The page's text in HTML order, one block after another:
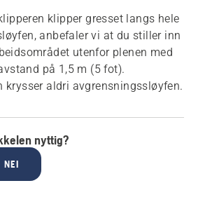
klipper gresset langs hele
anbefaler vi at du stiller inn
utenfor plenen med
på 1,5 m (5 fot).
krysser aldri avgrensningssløyfen.
nyttig?
NEI